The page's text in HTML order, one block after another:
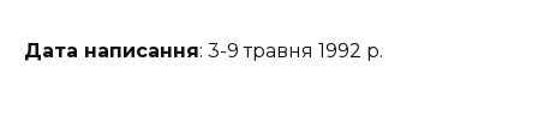
Дата написання: 3-9 травня 1992 р.